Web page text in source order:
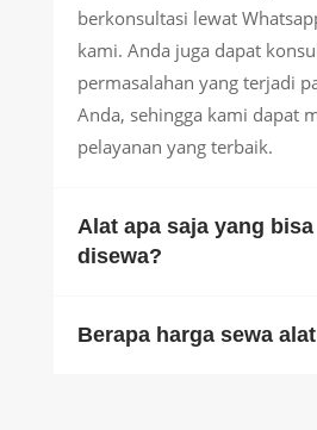
berkonsultasi lewat
kami. Anda juga dapat
permasalahan yang terjadi
Anda, sehingga kami dapat
pelayanan yang terbaik.
Alat apa saja yang bisa
disewa?
Berapa harga sewa